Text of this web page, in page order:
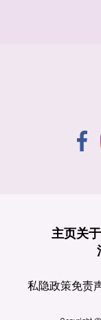
主页关
私隐政策免责